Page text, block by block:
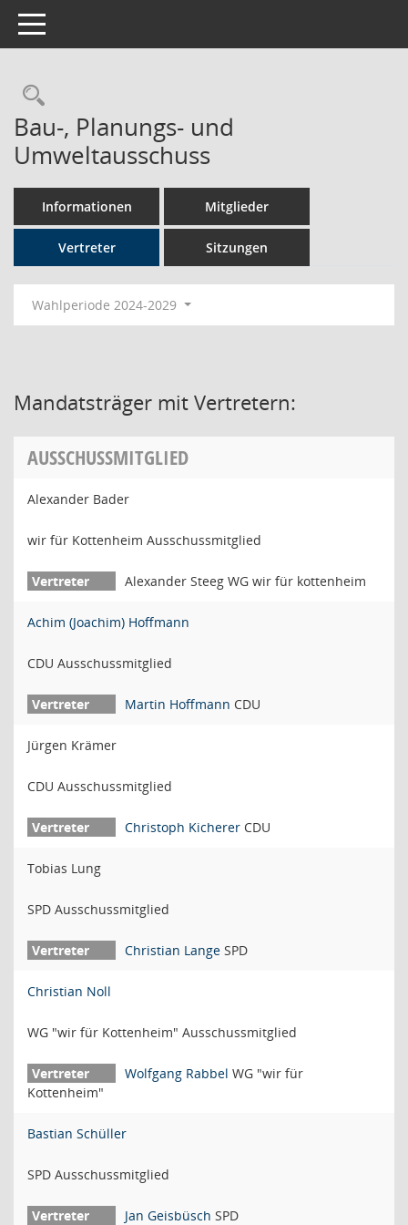
Toggle navigation
Rechercheauswahl
Bau-, Planungs- und
Umweltausschuss
Informationen Mitglieder
Vertreter Sitzungen
Wahlperiode 2024-2029
Mandatsträger mit Vertretern:
AUSSCHUSSMITGLIED
Alexander Bader
wir für Kottenheim Ausschussmitglied
Alexander Steeg WG wir für kottenheim
Achim (Joachim) Hoffmann
CDU Ausschussmitglied
Martin Hoffmann CDU
Jürgen Krämer
CDU Ausschussmitglied
Christoph Kicherer CDU
Tobias Lung
SPD Ausschussmitglied
Christian Lange SPD
Christian Noll
WG "wir für Kottenheim" Ausschussmitglied
Wolfgang Rabbel WG "wir für
Kottenheim"
Bastian Schüller
SPD Ausschussmitglied
Jan Geisbüsch SPD